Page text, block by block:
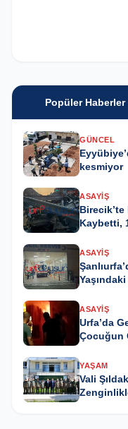
Popüler Haberler
GÜNCEL
kesmiyor
ASAYIŞ
Birecik’te
Kaybetti,
ASAYIŞ
ASAYIŞ
Urfa’da
Çocuğun
YAŞAM
Vali